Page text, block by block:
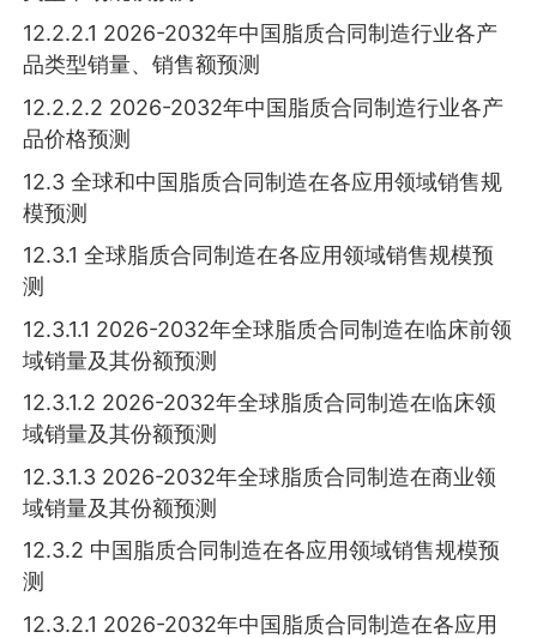
12.2.2.1 2026-2032年中国脂质合同制造行业各产
品类型销量、销售额预测
12.2.2.2 2026-2032年中国脂质合同制造行业各产
品价格预测
12.3 全球和中国脂质合同制造在各应用领域销售规
模预测
12.3.1 全球脂质合同制造在各应用领域销售规模预
测
12.3.1.1 2026-2032年全球脂质合同制造在临床前领
域销量及其份额预测
12.3.1.2 2026-2032年全球脂质合同制造在临床领
域销量及其份额预测
12.3.1.3 2026-2032年全球脂质合同制造在商业领
域销量及其份额预测
12.3.2 中国脂质合同制造在各应用领域销售规模预
测
12.3.2.1 2026-2032年中国脂质合同制造在各应用